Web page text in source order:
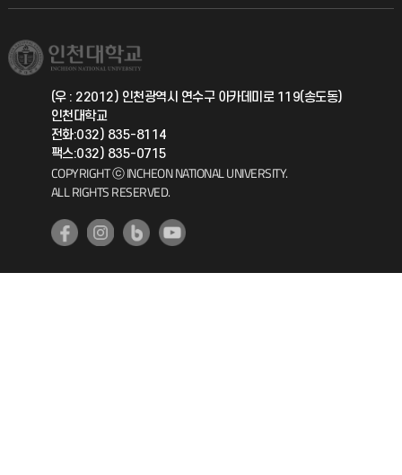
취업정보(학생)
학생서비스 지킴이
총동문회
국제지원과
공자아카데미
기초교육원
(우 : 22012) 인천광역시 연수구 아카데미로 119(송도동)
인천대학교
전화:032) 835-8114
팩스:032) 835-0715
COPYRIGHT ⓒ INCHEON NATIONAL UNIVERSITY.
ALL RIGHTS RESERVED.